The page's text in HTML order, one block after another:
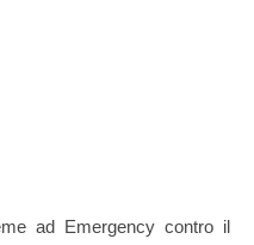
ad Emergency contro il